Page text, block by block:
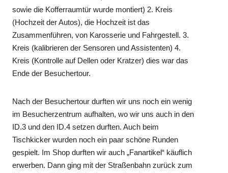
sowie die Kofferraumtür wurde montiert) 2. Kreis
(Hochzeit der Autos), die Hochzeit ist das
Zusammenführen, von Karosserie und Fahrgestell. 3.
Kreis (kalibrieren der Sensoren und Assistenten) 4.
Kreis (Kontrolle auf Dellen oder Kratzer) dies war das
Ende der Besuchertour.
Nach der Besuchertour durften wir uns noch ein wenig
im Besucherzentrum aufhalten, wo wir uns auch in den
ID.3 und den ID.4 setzen durften. Auch beim
Tischkicker wurden noch ein paar schöne Runden
gespielt. Im Shop durften wir auch „Fanartikel“ käuflich
erwerben. Dann ging mit der Straßenbahn zurück zum